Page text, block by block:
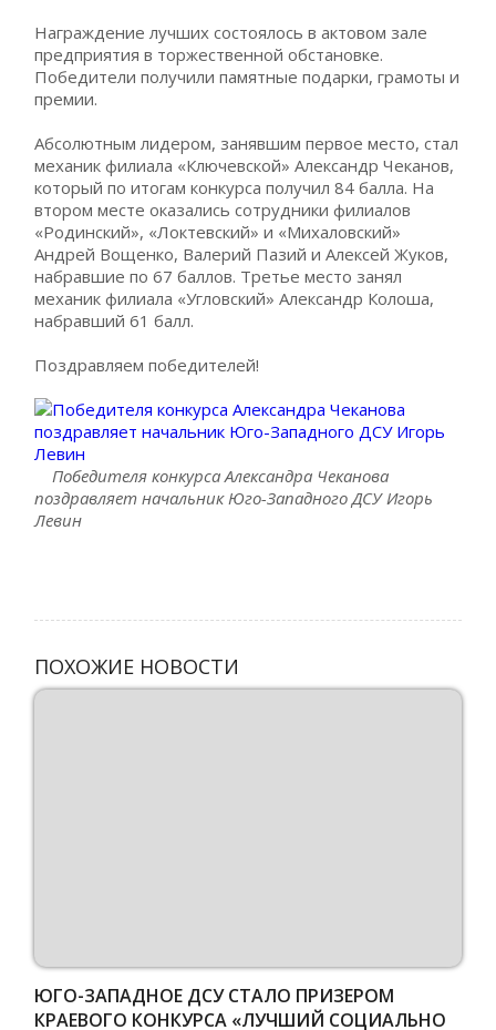
Награждение лучших состоялось в актовом зале
предприятия в торжественной обстановке.
Победители получили памятные подарки, грамоты и
премии.
Абсолютным лидером, занявшим первое место, стал
механик филиала «Ключевской» Александр Чеканов,
который по итогам конкурса получил 84 балла. На
втором месте оказались сотрудники филиалов
«Родинский», «Локтевский» и «Михаловский»
Андрей Вощенко, Валерий Пазий и Алексей Жуков,
набравшие по 67 баллов. Третье место занял
механик филиала «Угловский» Александр Колоша,
набравший 61 балл.
Поздравляем победителей!
Победителя конкурса Александра Чеканова
поздравляет начальник Юго-Западного ДСУ Игорь
Левин
ПОХОЖИЕ НОВОСТИ
ЮГО-ЗАПАДНОЕ ДСУ СТАЛО ПРИЗЕРОМ
КРАЕВОГО КОНКУРСА «ЛУЧШИЙ СОЦИАЛЬНО